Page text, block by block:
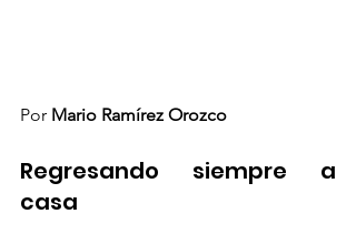
Por Mario Ramírez Orozco
Regresando siempre a
casa